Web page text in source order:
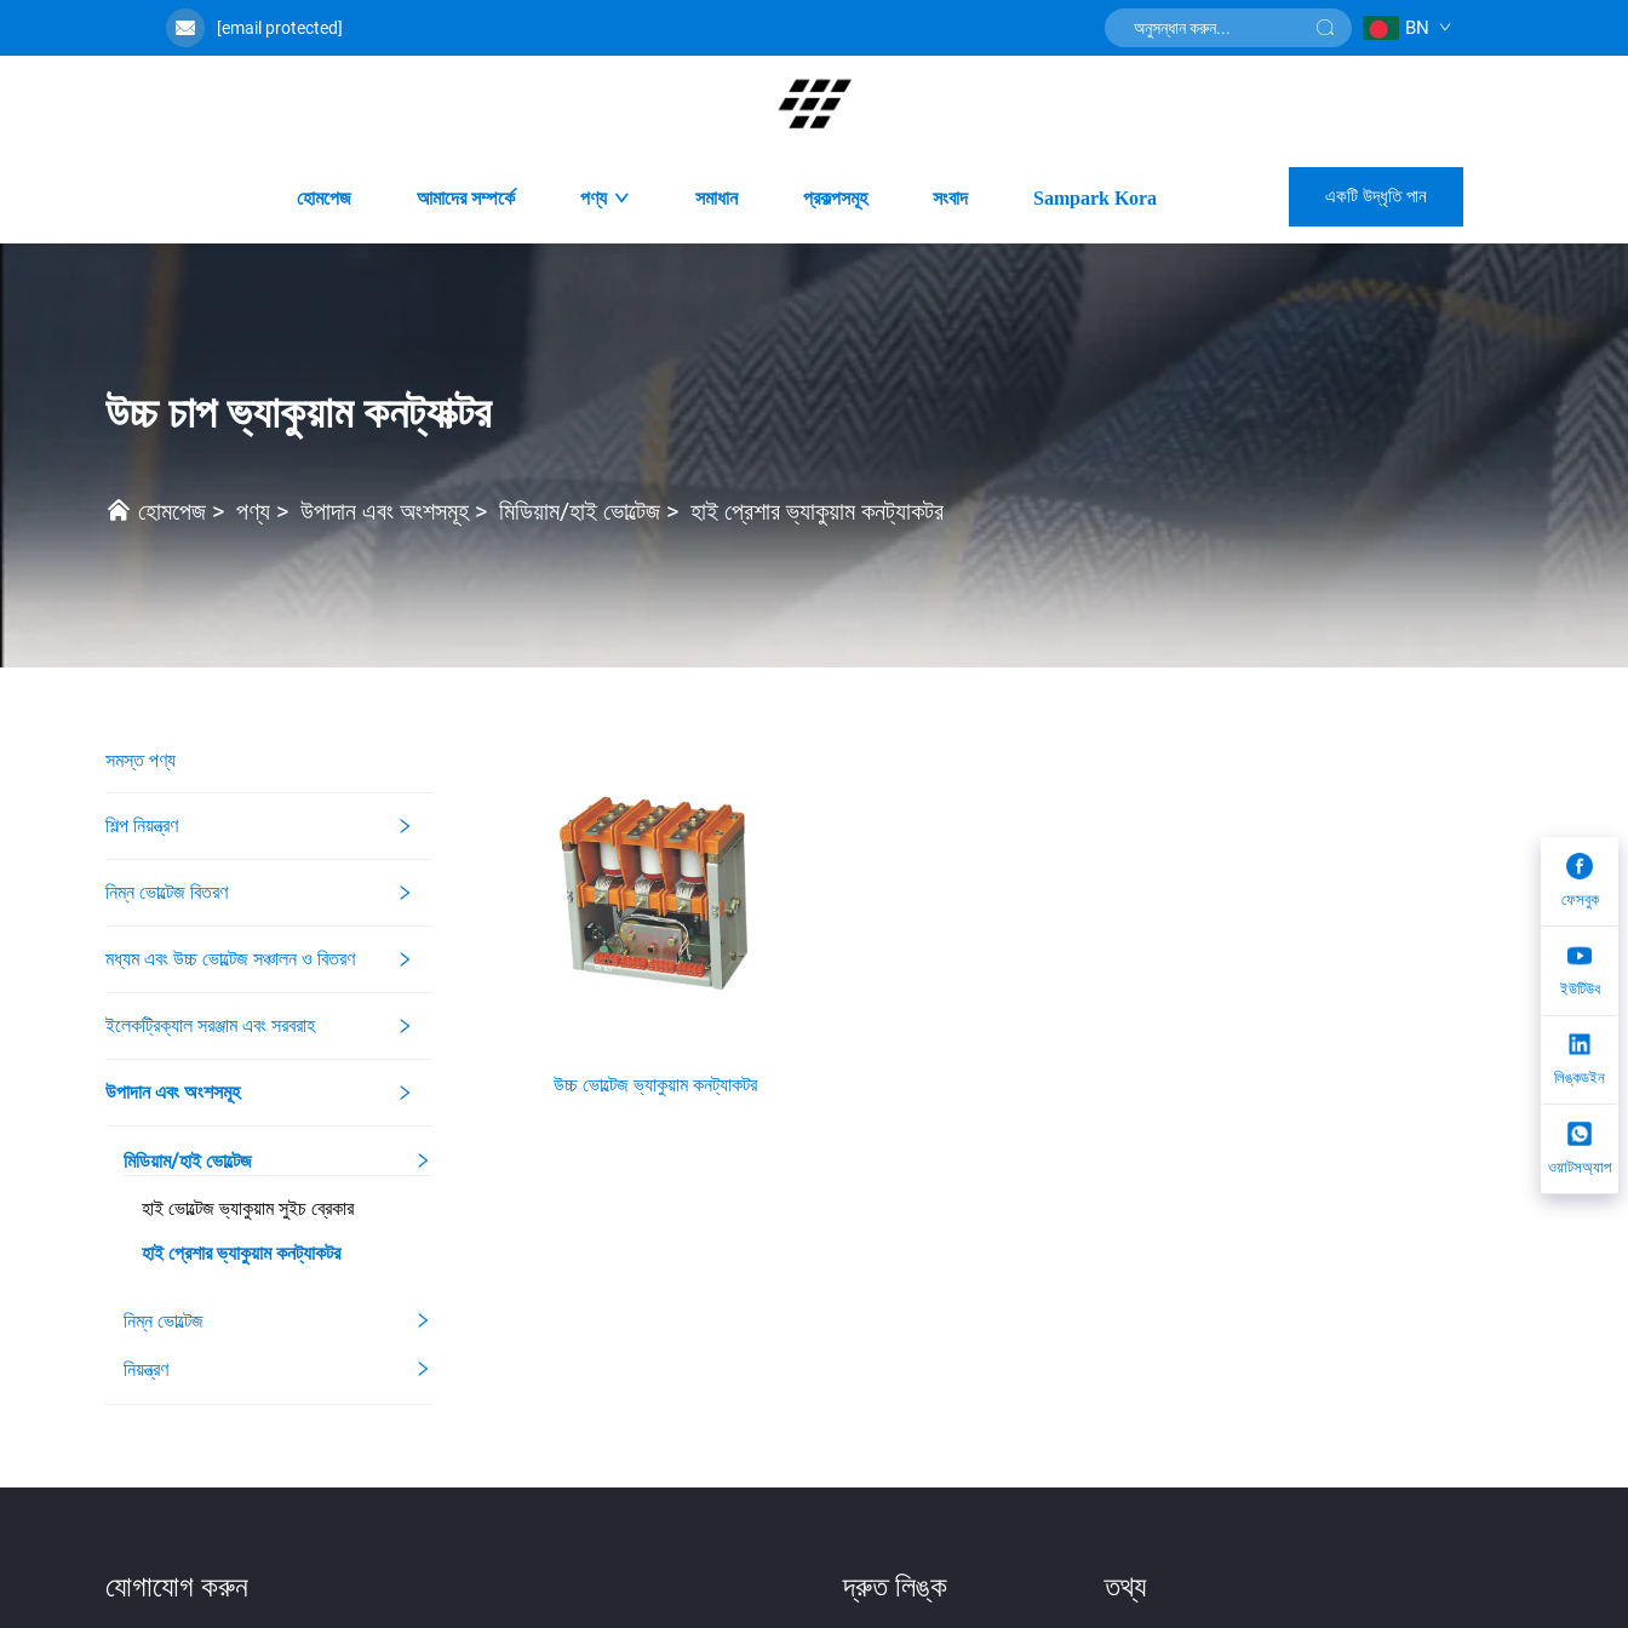
[email protected] BN
হোমপেজ আমাদের সম্পর্কে পণ্য সমাধান প্রকল্পসমূহ সংবাদ Sampark Kora একটি উদ্ধৃতি পান
উচ্চ চাপ ভ্যাকুয়াম কনট্যাক্টর
হোমপেজ > পণ্য > উপাদান এবং অংশসমূহ> মিডিয়াম/হাই ভোল্টেজ> হাই প্রেশার ভ্যাকুয়াম কনট্যাকটর
সমস্ত পণ্য
শিল্প নিয়ন্ত্রণ
নিম্ন ভোল্টেজ বিতরণ
মধ্যম এবং উচ্চ ভোল্টেজ সঞ্চালন ও বিতরণ
ইলেকট্রিক্যাল সরঞ্জাম এবং সরবরাহ
উপাদান এবং অংশসমূহ
মিডিয়াম/হাই ভোল্টেজ
হাই ভোল্টেজ ভ্যাকুয়াম সুইচ ব্রেকার
হাই প্রেশার ভ্যাকুয়াম কনট্যাকটর
নিম্ন ভোল্টেজ
নিয়ন্ত্রণ
উচ্চ ভোল্টেজ ভ্যাকুয়াম কনট্যাকটর
ফেসবুক
ইউটিউব
লিঙ্কডইন
ওয়াটসঅ্যাপ
যোগাযোগ করুন দ্রুত লিঙ্ক তথ্য